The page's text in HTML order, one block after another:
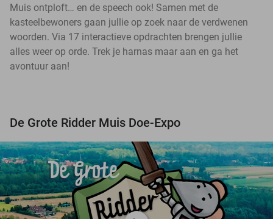
Muis ontploft… en de speech ook! Samen met de
kasteelbewoners gaan jullie op zoek naar de verdwenen
woorden. Via 17 interactieve opdrachten brengen jullie
alles weer op orde. Trek je harnas maar aan en ga het
avontuur aan!
De Grote Ridder Muis Doe-Expo